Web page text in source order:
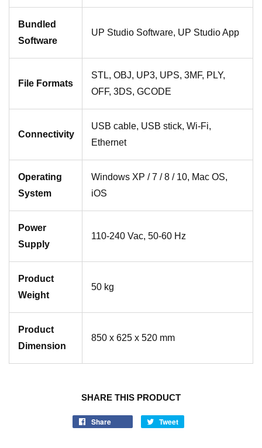
Bundled
Software
UP Studio Software, UP Studio App
File Formats
STL, OBJ, UP3, UPS, 3MF, PLY,
OFF, 3DS, GCODE
Connectivity
USB cable, USB stick, Wi-Fi,
Ethernet
Operating
System
Windows XP / 7 / 8 / 10, Mac OS,
iOS
Power
Supply
110-240 Vac, 50-60 Hz
Product
Weight
50 kg
Product
Dimension
850 x 625 x 520 mm
SHARE THIS PRODUCT
Share Tweet